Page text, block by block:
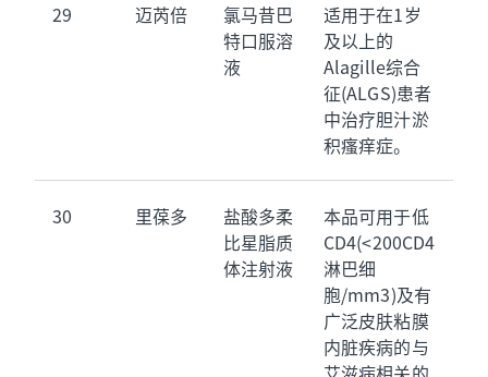
29 迈芮倍
氯马昔巴
特口服溶
液
适用于在1岁
及以上的
Alagille综合
征(ALGS)患者
中治疗胆汁淤
积瘙痒症。
30 里葆多
盐酸多柔
比星脂质
体注射液
本品可用于低
CD4(<200CD4
淋巴细
胞/mm3)及有
广泛皮肤粘膜
内脏疾病的与